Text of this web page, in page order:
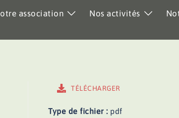
association Nos activités
TÉLÉCHARGER
Type de fichier : pdf